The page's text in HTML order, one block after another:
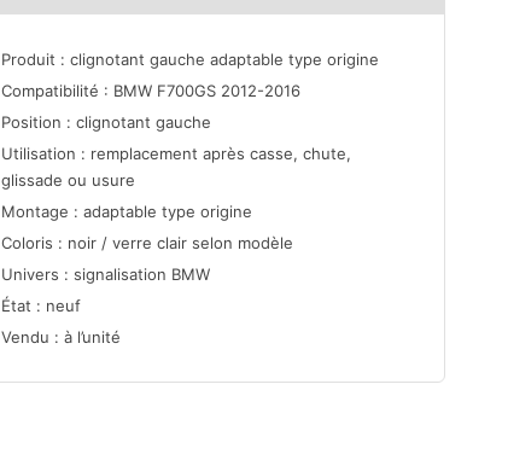
Produit : clignotant gauche adaptable type origine
Compatibilité : BMW F700GS 2012-2016
Position : clignotant gauche
Utilisation : remplacement après casse, chute,
glissade ou usure
Montage : adaptable type origine
Coloris : noir / verre clair selon modèle
Univers : signalisation BMW
État : neuf
Vendu : à l’unité